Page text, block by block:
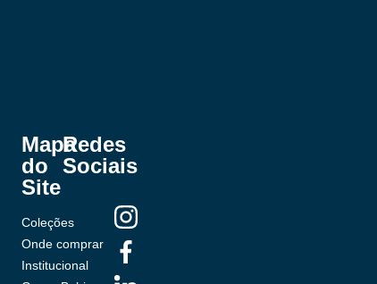
Mapa
do
Site
Coleções
Onde comprar
Institucional
Redes
Sociais